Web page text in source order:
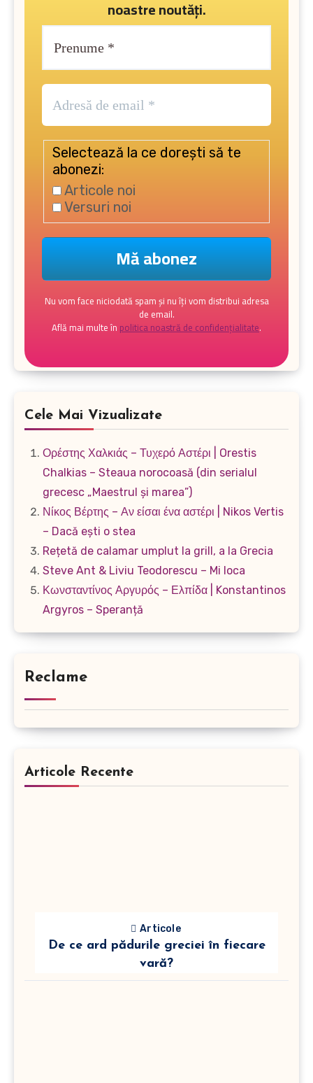
noastre noutăți.
Selectează la ce dorești să te
abonezi:
Articole noi
Versuri noi
Nu vom face niciodată spam și nu îți vom distribui adresa
de email.
Află mai multe în politica noastră de confidențialitate.
Cele Mai Vizualizate
Ορέστης Χαλκιάς – Τυχερό Αστέρι | Orestis
Chalkias – Steaua norocoasă (din serialul
grecesc „Maestrul și marea”)
Νίκος Βέρτης – Αν είσαι ένα αστέρι | Nikos Vertis
– Dacă ești o stea
Rețetă de calamar umplut la grill, a la Grecia
Steve Ant & Liviu Teodorescu – Mi loca
Κωνσταντίνος Αργυρός – Ελπίδα | Konstantinos
Argyros – Speranță
Reclame
Articole Recente
Articole
De ce ard pădurile greciei în fiecare
vară?